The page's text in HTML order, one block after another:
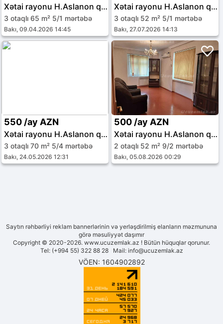
Xətai rayonu H.Aslanon qəs.
3 otaqlı 65 m² 5/1 mərtəbə
Bakı, 09.04.2026 14:45
Xətai rayonu H.Aslanon qəs.
3 otaqlı 52 m² 5/1 mərtəbə
Bakı, 27.07.2026 14:13
550 /ay AZN
Xətai rayonu H.Aslanon qəs.
3 otaqlı 70 m² 5/4 mərtəbə
Bakı, 24.05.2026 12:31
500 /ay AZN
Xətai rayonu H.Aslanon qəs.
2 otaqlı 52 m² 9/2 mərtəbə
Bakı, 05.08.2026 00:29
Saytın rəhbərliyi reklam bannerlərinin və yerləşdirilmiş elanların məzmununa
görə məsuliyyət daşımır
Copyright © 2020-2026. www.ucuzemlak.az ! Bütün hüquqlar qorunur.
Tel: (+994 55) 322 88 28 Mail: info@ucuzemlak.az
VÖEN: 1604902892